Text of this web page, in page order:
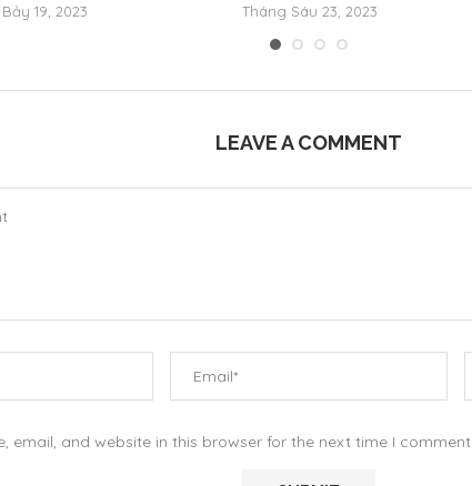
19, 2023
Tháng Sáu 23, 2023
LEAVE A COMMENT
email, and website in this browser for the next time I comment.